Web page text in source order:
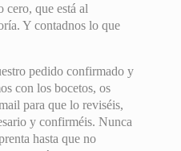
cero, que está al
Y contadnos lo que
pedido confirmado y
con los bocetos, os
para que lo reviséis,
y confirméis. Nunca
hasta que no